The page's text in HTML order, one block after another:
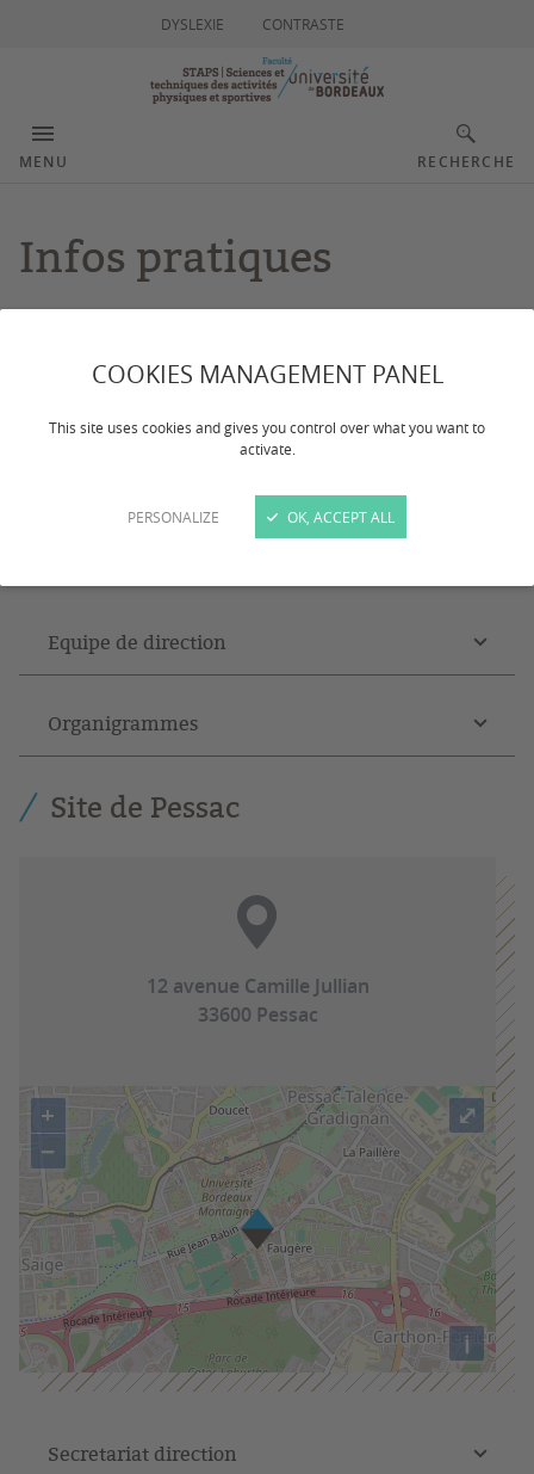
COOKIES MANAGEMENT PANEL
This site uses cookies and gives you control over what you want to
activate.
PERSONALIZE OK, ACCEPT ALL
DYSLEXIE CONTRASTE
MENU RECHERCHE
Infos pratiques
Tous les contacts et plans d'accès pour la Faculté des
STAPS de l'Université de Bordeaux, campus de Pessac
Equipe de direction
Organigrammes
Site de Pessac
12 avenue Camille Jullian
33600 Pessac
+
−
i
⤢
Secretariat direction